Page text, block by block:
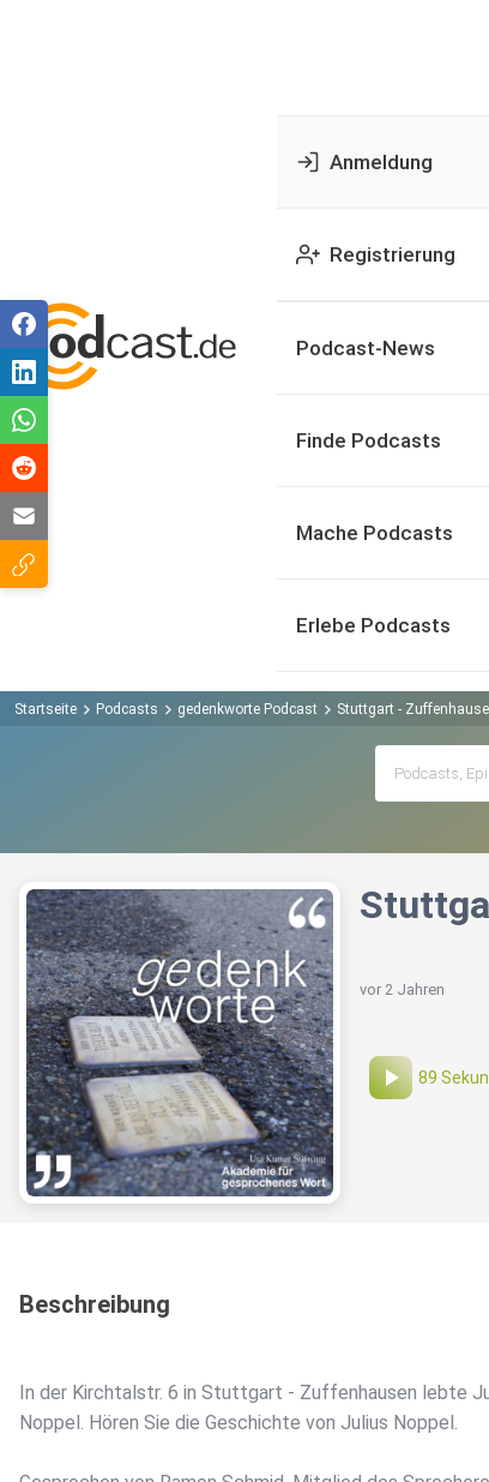
Anmeldung
Registrierung
Podcast-News
Finde Podcasts
Mache Podcasts
Erlebe Podcasts
Startseite Podcasts gedenkworte Podcast Stuttgart -
vor 2 Jahren
89
Beschreibung
In der Kirchtalstr. 6 in Stuttgart - Zuffenhausen lebte
Noppel. Hören Sie die Geschichte von Julius Noppel.